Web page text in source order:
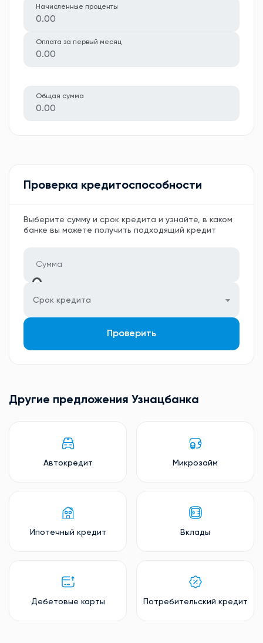
Начисленные проценты
0.00
Оплата за первый месяц
0.00
Общая сумма
0.00
Проверка кредитоспособности
Выберите сумму и срок кредита и узнайте, в каком
банке вы можете получить подходящий кредит
Срок кредита
Проверить
Другие предложения Узнацбанкa
Автокредит Микрозайм
Ипотечный кредит Вклады
Дебетовые карты Потребительский кредит